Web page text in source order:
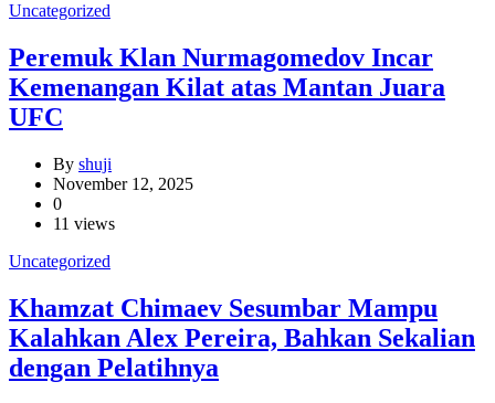
Uncategorized
Peremuk Klan Nurmagomedov Incar
Kemenangan Kilat atas Mantan Juara
UFC
By shuji
November 12, 2025
0
11 views
Uncategorized
Khamzat Chimaev Sesumbar Mampu
Kalahkan Alex Pereira, Bahkan Sekalian
dengan Pelatihnya